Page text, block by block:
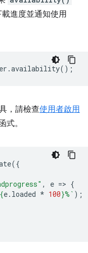
載進度並通知使用
.availability();
，請檢查使用者啟用
式。
({
, e => {
e. loaded * 100}%` );